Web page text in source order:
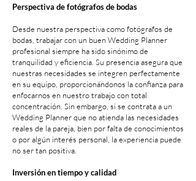
Perspectiva de fotógrafos de bodas
Desde nuestra perspectiva como fotógrafos de
bodas, trabajar con un buen Wedding Planner
profesional siempre ha sido sinónimo de
tranquilidad y eficiencia. Su presencia asegura que
nuestras necesidades se integren perfectamente
en su equipo, proporcionándonos la confianza para
enfocarnos en nuestro trabajo con total
concentración. Sin embargo, si se contrata a un
Wedding Planner que no atienda las necesidades
reales de la pareja, bien por falta de conocimientos
o por algún interés personal, la experiencia puede
no ser tan positiva.
Inversión en tiempo y calidad